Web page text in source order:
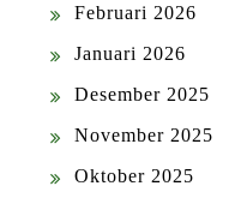
Februari 2026
Januari 2026
Desember 2025
November 2025
Oktober 2025